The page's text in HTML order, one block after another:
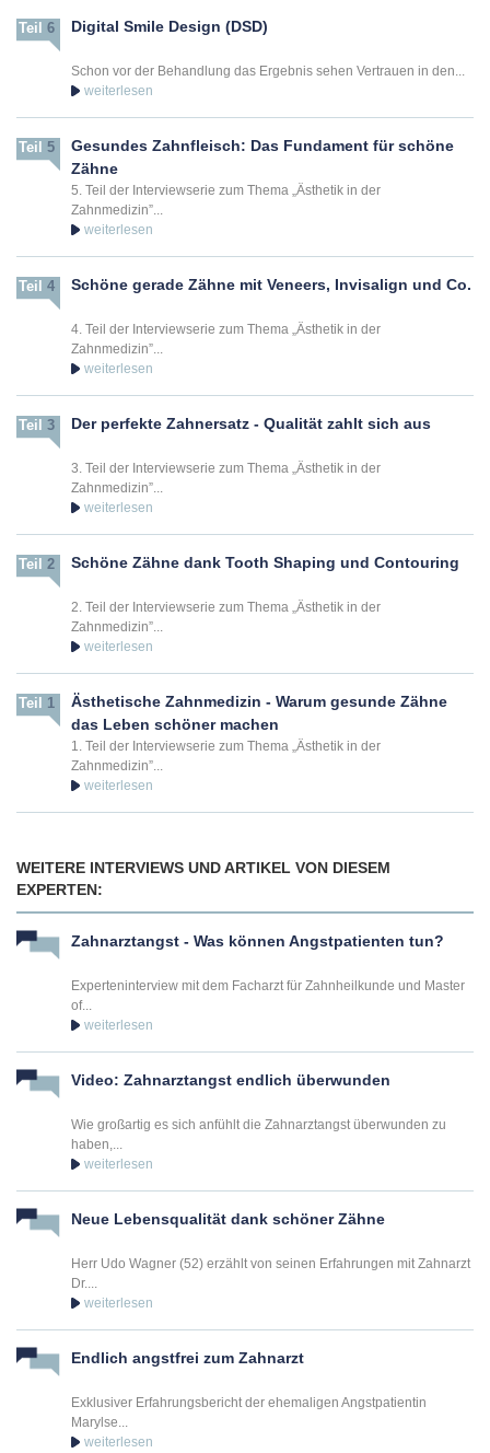
Teil 6 Digital Smile Design (DSD)
Schon vor der Behandlung das Ergebnis sehen Vertrauen in den...
Teil 5
Gesundes Zahnfleisch: Das Fundament für schöne
Zähne
5. Teil der Interviewserie zum Thema „Ästhetik in der
Zahnmedizin”...
Teil 4 Schöne gerade Zähne mit Veneers, Invisalign und Co.
4. Teil der Interviewserie zum Thema „Ästhetik in der
Zahnmedizin”...
Teil 3 Der perfekte Zahnersatz - Qualität zahlt sich aus
3. Teil der Interviewserie zum Thema „Ästhetik in der
Zahnmedizin”...
Teil 2 Schöne Zähne dank Tooth Shaping und Contouring
2. Teil der Interviewserie zum Thema „Ästhetik in der
Zahnmedizin”...
Teil 1
Ästhetische Zahnmedizin - Warum gesunde Zähne
das Leben schöner machen
1. Teil der Interviewserie zum Thema „Ästhetik in der
Zahnmedizin”...
WEITERE INTERVIEWS UND ARTIKEL VON DIESEM
EXPERTEN:
Zahnarztangst - Was können Angstpatienten tun?
Experteninterview mit dem Facharzt für Zahnheilkunde und Master
of...
Video: Zahnarztangst endlich überwunden
Wie großartig es sich anfühlt die Zahnarztangst überwunden zu
haben,...
Neue Lebensqualität dank schöner Zähne
Herr Udo Wagner (52) erzählt von seinen Erfahrungen mit Zahnarzt
Dr....
Endlich angstfrei zum Zahnarzt
Exklusiver Erfahrungsbericht der ehemaligen Angstpatientin
Marylse...